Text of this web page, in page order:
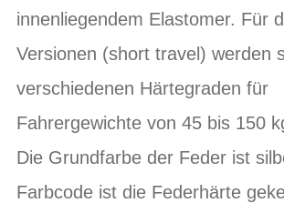
innenliegendem Elastomer. Für
Versionen (short travel) werden
verschiedenen Härtegraden für
Fahrergewichte von 45 bis 150
Die Grundfarbe der Feder ist
Farbcode ist die Federhärte